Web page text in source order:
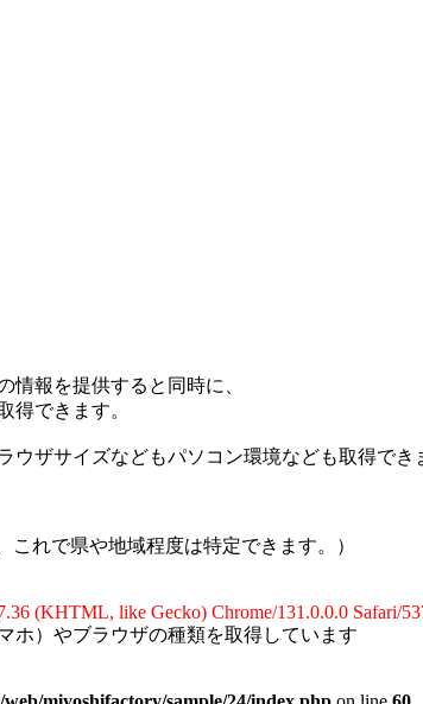
情報を提供すると同時に、
得できます。
ザサイズなどもパソコン環境なども取得でき
れで県や地域程度は特定できます。）
(KHTML, like Gecko) Chrome/131.0.0.0 Safari/
ホ）やブラウザの種類を取得しています